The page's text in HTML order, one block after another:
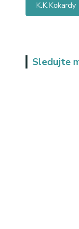
K.K.Kokardy
Sledujte